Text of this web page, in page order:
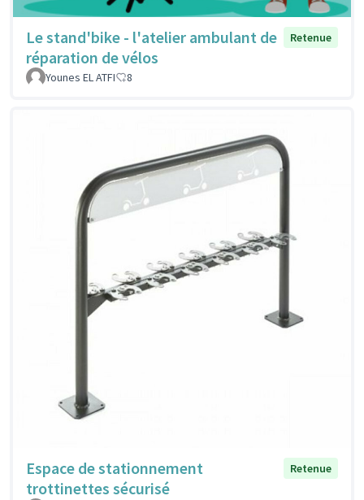
Le stand'bike - l'atelier ambulant de
réparation de vélos
Retenue
Younes EL ATFI 8
Espace de stationnement
trottinettes sécurisé
Retenue